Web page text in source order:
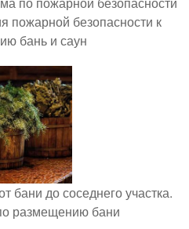
пожарной безопасности к
бань и саун
бани до соседнего участка.
размещению бани